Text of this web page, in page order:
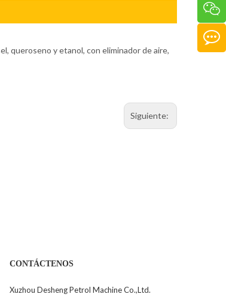
queroseno y etanol, con eliminador de aire,
Siguiente:
CONTÁCTENOS
Xuzhou Desheng Petrol Machine Co.,Ltd.